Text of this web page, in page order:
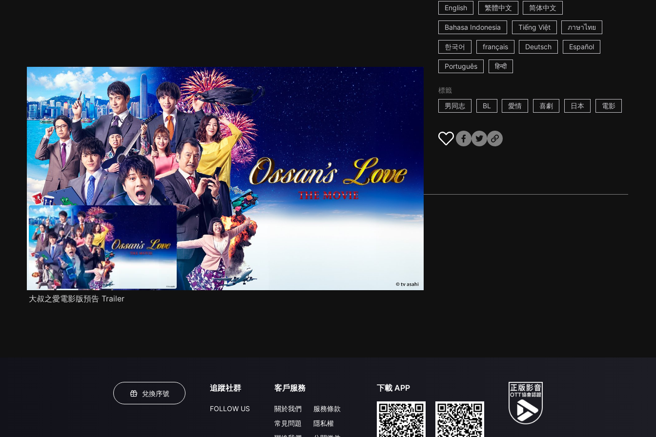
English 繁體中文 简体中文
Bahasa Indonesia Tiếng Việt ภาษาไทย
한국어 français Deutsch Español
Português हिन्दी
標籤
男同志
BL 愛情 喜劇 日本 電影
預告 劇照 推薦影片 劇情介紹
大叔之愛電影版預告 Trailer
兌換序號
追蹤社群
FOLLOW US
客戶服務
關於我們
常見問題
服務條款
隱私權
下載 APP